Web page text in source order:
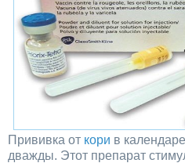
Прививка от кори в
дважды. Этот препарат